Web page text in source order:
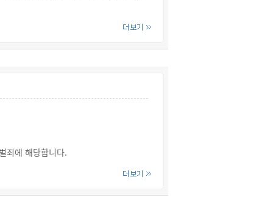
의 심결 또는 무효의 판결이 확정된 경
여한 검사나 사법경찰관이 그 직무에
의 제기가 있는 경우에는 원판결의 법
법원인 대법원에 제출해야 합니다.
니다.
죄에 해당합니다.